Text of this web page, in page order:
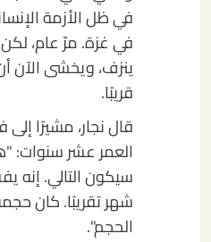
في ظل الأزمة
في غزة. مرّ عام، لكن
ينزف، ويخشى الآن
قريبًا.
قال نجار، مشيرًا إلى
العمر عشر سنوات:
سيكون التالي. إنه
شهر تقريبًا. كان
الحجم".